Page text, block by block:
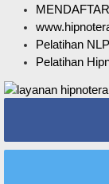
Pelatihan NLP
Pelatihan